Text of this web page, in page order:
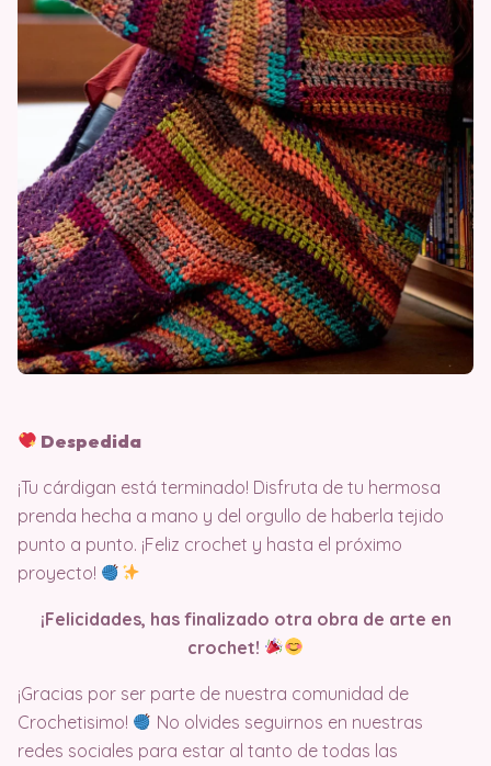
Despedida
¡Tu cárdigan está terminado! Disfruta de tu hermosa
prenda hecha a mano y del orgullo de haberla tejido
punto a punto. ¡Feliz crochet y hasta el próximo
proyecto!
¡Felicidades, has finalizado otra obra de arte en
crochet!
¡Gracias por ser parte de nuestra comunidad de
Crochetisimo!
No olvides seguirnos en nuestras
redes sociales para estar al tanto de todas las